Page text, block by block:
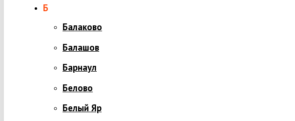
Б
Балаково
Балашов
Барнаул
Белово
Белый Яр